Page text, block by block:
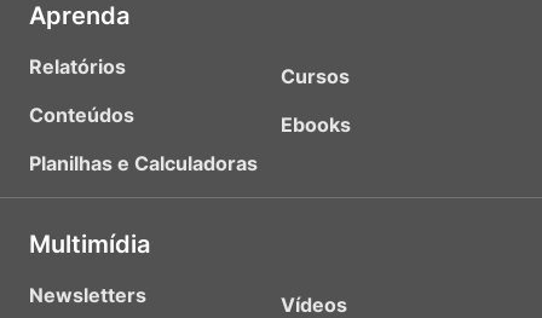
Aprenda
Relatórios
Conteúdos
Planilhas e Calculadoras
Cursos
Ebooks
Multimídia
Newsletters
Vídeos